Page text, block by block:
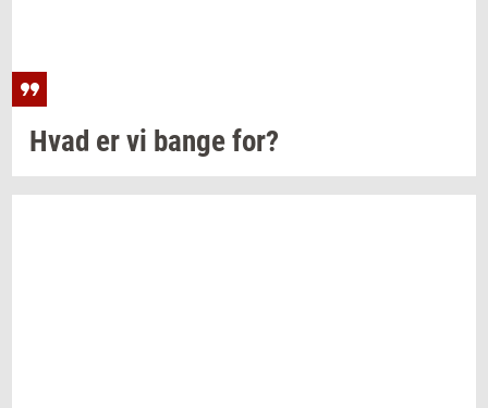
Hvad er vi bange for?